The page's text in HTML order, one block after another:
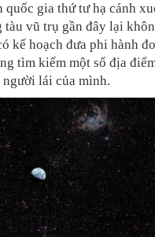
gia thứ tư hạ cánh
vũ trụ gần đây lại
kế hoạch đưa phi hành
tìm kiếm một số địa
lái của mình.